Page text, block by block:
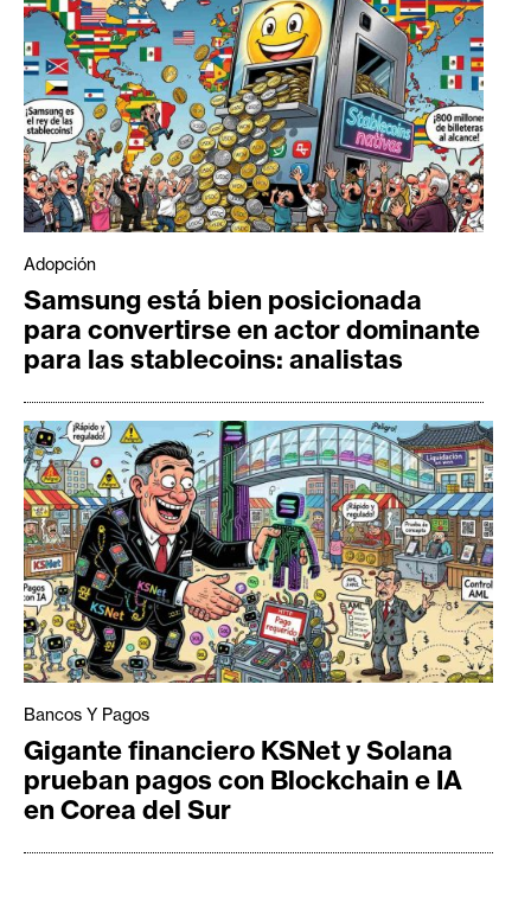
Adopción
Samsung está bien posicionada
para convertirse en actor dominante
para las stablecoins: analistas
Bancos Y Pagos
Gigante financiero KSNet y Solana
prueban pagos con Blockchain e IA
en Corea del Sur